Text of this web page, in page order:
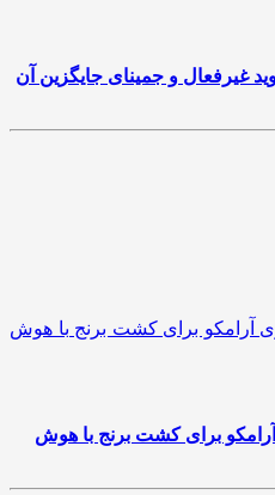
غیرفعال و جمینای جایگزین آن
دلاری آرامکو برای کشت برنج با هوش